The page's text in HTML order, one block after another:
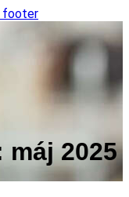
footer
2025